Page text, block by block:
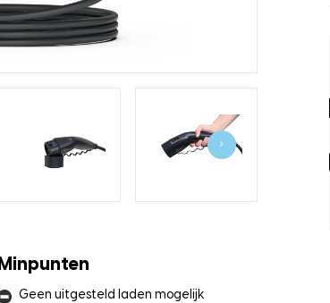
›
Minpunten
Geen uitgesteld laden mogelijk